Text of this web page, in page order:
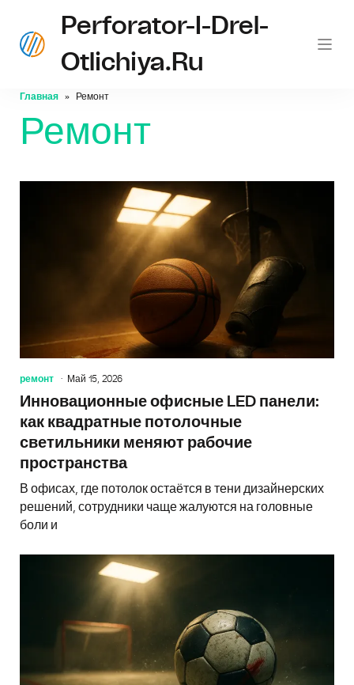
Perforator-I-Drel-
Otlichiya.ru
Главная Ремонт
Ремонт
ремонт Май 15, 2026
Инновационные офисные LED панели:
как квадратные потолочные
светильники меняют рабочие
пространства
В офисах, где потолок остаётся в тени дизайнерских
решений, сотрудники чаще жалуются на головные
боли и